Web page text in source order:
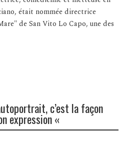
était nommée directrice
de San Vito Lo Capo, une des
c’est la façon
expression «